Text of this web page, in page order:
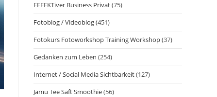
EFFEKTiver Business Privat(75)
Fotoblog / Videoblog(451)
Fotokurs Fotoworkshop Training Workshop(37)
Gedanken zum Leben (254)
Internet / Social Media Sichtbarkeit(127)
Jamu Tee Saft Smoothie(56)